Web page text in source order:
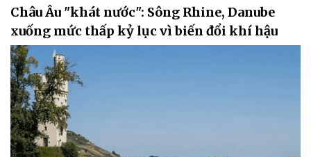
Châu Âu "khát nước": Sông Rhine, Danube
xuống mức thấp kỷ lục vì biến đổi khí hậu